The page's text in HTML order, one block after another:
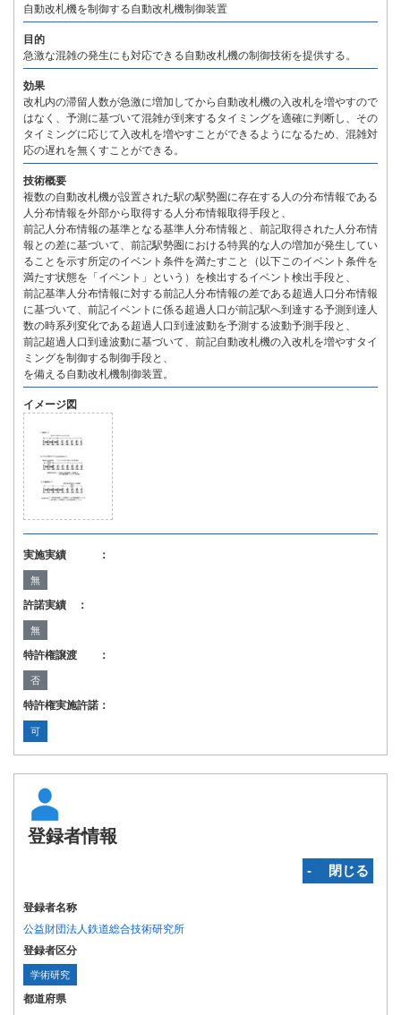
自動改札機を制御する自動改札機制御装置
目的
急激な混雑の発生にも対応できる自動改札機の制御技術を提供する。
効果
改札内の滞留人数が急激に増加してから自動改札機の入改札を増やすので
はなく、予測に基づいて混雑が到来するタイミングを適確に判断し、その
タイミングに応じて入改札を増やすことができるようになるため、混雑対
応の遅れを無くすことができる。
技術概要
複数の自動改札機が設置された駅の駅勢圏に存在する人の分布情報である
人分布情報を外部から取得する人分布情報取得手段と、
前記人分布情報の基準となる基準人分布情報と、前記取得された人分布情
報との差に基づいて、前記駅勢圏における特異的な人の増加が発生してい
ることを示す所定のイベント条件を満たすこと（以下このイベント条件を
満たす状態を「イベント」という）を検出するイベント検出手段と、
前記基準人分布情報に対する前記人分布情報の差である超過人口分布情報
に基づいて、前記イベントに係る超過人口が前記駅へ到達する予測到達人
数の時系列変化である超過人口到達波動を予測する波動予測手段と、
前記超過人口到達波動に基づいて、前記自動改札機の入改札を増やすタイ
ミングを制御する制御手段と、
を備える自動改札機制御装置。
イメージ図
実施実績 ：
無
許諾実績 ：
無
特許権譲渡 ：
否
特許権実施許諾：
可
登録者情報
‐ 閉じる
登録者名称
公益財団法人鉄道総合技術研究所
登録者区分
学術研究
都道府県